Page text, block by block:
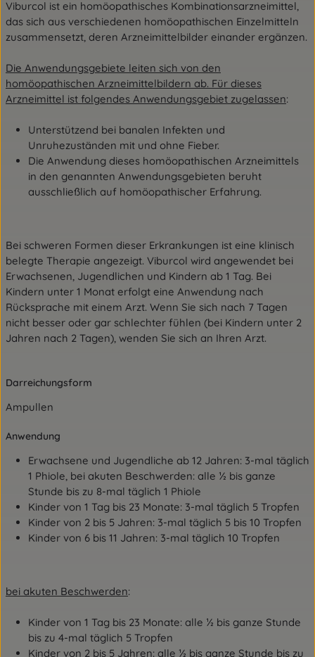
Viburcol ist ein homöopathisches Kombinationsarzneimittel,
das sich aus verschiedenen homöopathischen Einzelmitteln
zusammensetzt, deren Arzneimittelbilder einander ergänzen.
Die Anwendungsgebiete leiten sich von den
homöopathischen Arzneimittelbildern ab. Für dieses
Arzneimittel ist folgendes Anwendungsgebiet zugelassen:
Unterstützend bei banalen Infekten und
Unruhezuständen mit und ohne Fieber.
Die Anwendung dieses homöopathischen Arzneimittels
in den genannten Anwendungsgebieten beruht
ausschließlich auf homöopathischer Erfahrung.
Bei schweren Formen dieser Erkrankungen ist eine klinisch
belegte Therapie angezeigt. Viburcol wird angewendet bei
Erwachsenen, Jugendlichen und Kindern ab 1 Tag. Bei
Kindern unter 1 Monat erfolgt eine Anwendung nach
Rücksprache mit einem Arzt. Wenn Sie sich nach 7 Tagen
nicht besser oder gar schlechter fühlen (bei Kindern unter 2
Jahren nach 2 Tagen), wenden Sie sich an Ihren Arzt.
Darreichungsform
Ampullen
Anwendung
Erwachsene und Jugendliche ab 12 Jahren: 3-mal täglich
1 Phiole, bei akuten Beschwerden: alle ½ bis ganze
Stunde bis zu 8-mal täglich 1 Phiole
Kinder von 1 Tag bis 23 Monate: 3-mal täglich 5 Tropfen
Kinder von 2 bis 5 Jahren: 3-mal täglich 5 bis 10 Tropfen
Kinder von 6 bis 11 Jahren: 3-mal täglich 10 Tropfen
bei akuten Beschwerden:
Kinder von 1 Tag bis 23 Monate: alle ½ bis ganze Stunde
bis zu 4-mal täglich 5 Tropfen
Kinder von 2 bis 5 Jahren: alle ½ bis ganze Stunde bis zu